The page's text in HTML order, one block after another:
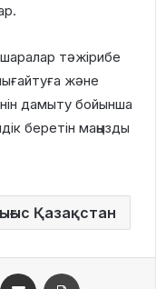
тәжірибе
және
дамыту бойынша
беретін маңызды
Қазақстан